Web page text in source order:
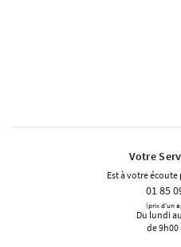
Votre
Est à votre
01 85
(prix d'un
Du lundi
de 9h00